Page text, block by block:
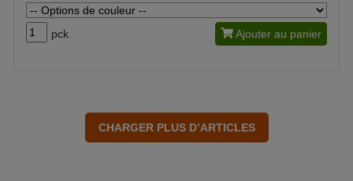
pck. Ajouter au panier